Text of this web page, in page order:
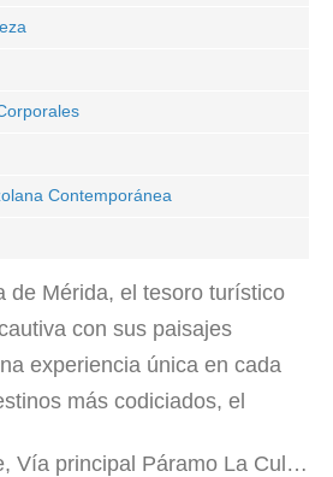
Contemporánea
de Mérida, el tesoro turístico
con sus paisajes
experiencia única en cada
más codiciados, el
Páramo La Culata, sector La Vergara. Mérida – Edo. Mérida, Venezuela